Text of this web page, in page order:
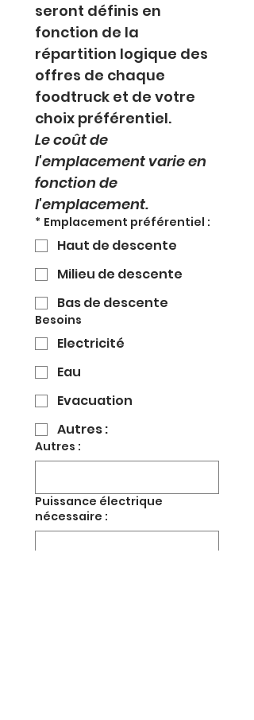
seront définis en
fonction de la
répartition logique des
offres de chaque
foodtruck et de votre
choix préférentiel.
Le coût de
l'emplacement varie en
fonction de
l'emplacement.
* Emplacement préférentiel :
Haut de descente
Milieu de descente
Bas de descente
Besoins
Electricité
Eau
Evacuation
Autres :
Autres :
Puissance électrique
nécessaire :